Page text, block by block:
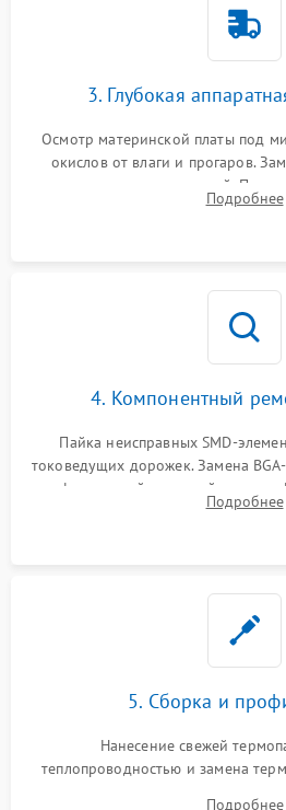
3. Глубокая
Осмотр материнской платы под
окислов от влаги и прогаров.
дежурных напряжений.
мультиконтроллера,Подробнее
4. Компонентный
Пайка неисправных SMD-
токоведущих дорожек. Замена
инфракрасной паяльной
BIOS или заменаПодробнее
5. Сборка и
Нанесение свежей
теплопроводностью и замена
Подробнее